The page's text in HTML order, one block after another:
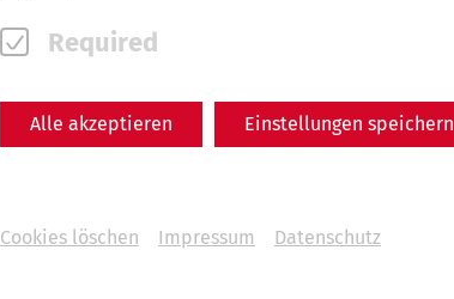
Required
Alle akzeptieren Einstellungen speichern
Cookies löschen Impressum Datenschutz
Sa, 12. September
Rekonstruiertes Stadtviertel